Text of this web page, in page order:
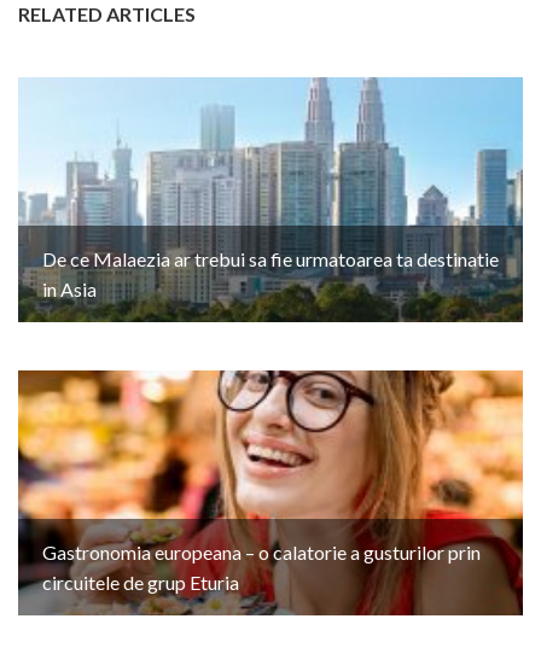
RELATED ARTICLES
De ce Malaezia ar trebui sa fie urmatoarea ta destinatie
in Asia
Gastronomia europeana – o calatorie a gusturilor prin
circuitele de grup Eturia